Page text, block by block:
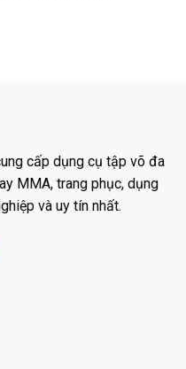
cấp dụng cụ tập võ đa
MMA, trang phục, dụng
và uy tín nhất.